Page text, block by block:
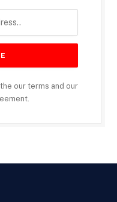
our terms and our